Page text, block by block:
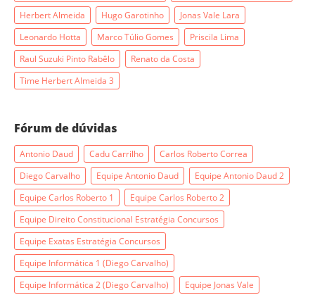
Herbert Almeida
Hugo Garotinho
Jonas Vale Lara
Leonardo Hotta
Marco Túlio Gomes
Priscila Lima
Raul Suzuki Pinto Rabêlo
Renato da Costa
Time Herbert Almeida 3
Fórum de dúvidas
Antonio Daud Cadu Carrilho
Carlos Roberto Correa
Diego Carvalho
Equipe Antonio Daud
Equipe Antonio Daud 2
Equipe Carlos Roberto 1
Equipe Carlos Roberto 2
Equipe Direito Constitucional Estratégia Concursos
Equipe Exatas Estratégia Concursos
Equipe Informática 1 (Diego Carvalho)
Equipe Informática 2 (Diego Carvalho)
Equipe Jonas Vale